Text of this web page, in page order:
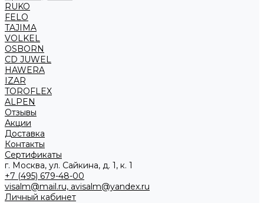
RUKO
FELO
TAJIMA
VOLKEL
OSBORN
CD JUWEL
HAWERA
IZAR
TOROFLEX
ALPEN
Отзывы
Акции
Доставка
Контакты
Сертификаты
г. Москва, ул. Сайкина, д. 1, к. 1
+7 (495) 679-48-00
visalm@mail.ru, avisalm@yandex.ru
Личный кабинет